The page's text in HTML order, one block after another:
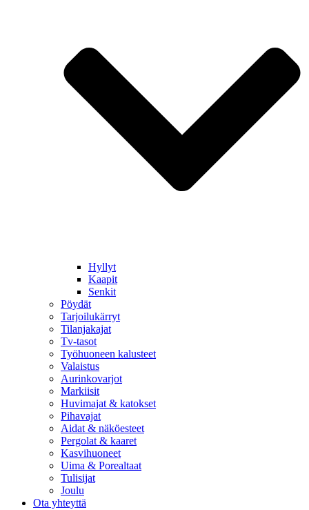
Hyllyt
Kaapit
Senkit
Pöydät
Tarjoilukärryt
Tilanjakajat
Tv-tasot
Työhuoneen kalusteet
Valaistus
Aurinkovarjot
Markiisit
Huvimajat & katokset
Pihavajat
Aidat & näköesteet
Pergolat & kaaret
Kasvihuoneet
Uima & Porealtaat
Tulisijat
Joulu
Ota yhteyttä